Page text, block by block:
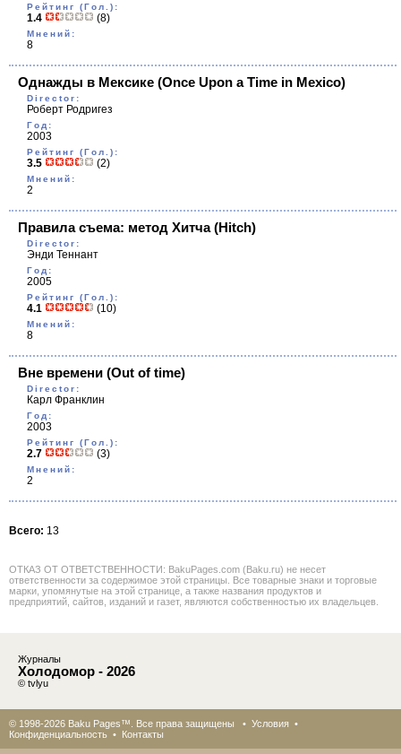
Рейтинг (Гол.):
1.4 (8)
Мнений:
8
Однажды в Мексике (Once Upon a Time in Mexico)
Director:
Роберт Родригез
Год:
2003
Рейтинг (Гол.):
3.5 (2)
Мнений:
2
Правила съема: метод Хитча(Hitch)
Director:
Энди Теннант
Год:
2005
Рейтинг (Гол.):
4.1 (10)
Мнений:
8
Вне времени (Out of time)
Director:
Карл Франклин
Год:
2003
Рейтинг (Гол.):
2.7 (3)
Мнений:
2
Всего: 13
ОТКАЗ ОТ ОТВЕТСТВЕННОСТИ: BakuPages.com (Baku.ru) не несет
ответственности за содержимое этой страницы. Все товарные знаки и торговые
марки, упомянутые на этой странице, а также названия продуктов и
предприятий, сайтов, изданий и газет, являются собственностью их владельцев.
Журналы
Холодомор - 2026
© tvlyu
© 1998-2026 Baku Pages™. Все права защищены • Условия •
Конфиденциальность • Контакты